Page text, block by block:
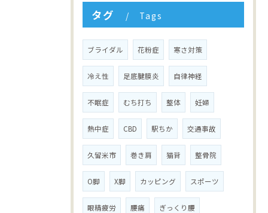
タグ Tags
ブライダル 花粉症 寒さ対策
冷え性 足底腱膜炎 自律神経
不眠症 むち打ち 整体 妊婦
熱中症 CBD 駅ちか 交通事故
久留米市 巻き肩 猫背 整骨院
O脚 X脚 カッピング スポーツ
眼精疲労 腰痛 ぎっくり腰